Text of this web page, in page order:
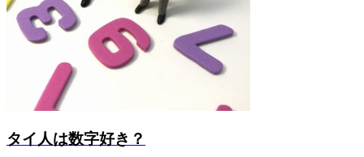
タイ人は数字好き？